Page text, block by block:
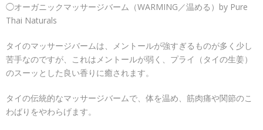
◯オーガニックマッサージバーム（WARMING／温める）by Pure
Thai Naturals
タイのマッサージバームは、メントールが強すぎるものが多く少し
苦手なのですが、これはメントールが弱く、プライ（タイの生姜）
のスーッとした良い香りに癒されます。
タイの伝統的なマッサージバームで、体を温め、筋肉痛や関節のこ
わばりをやわらげます。